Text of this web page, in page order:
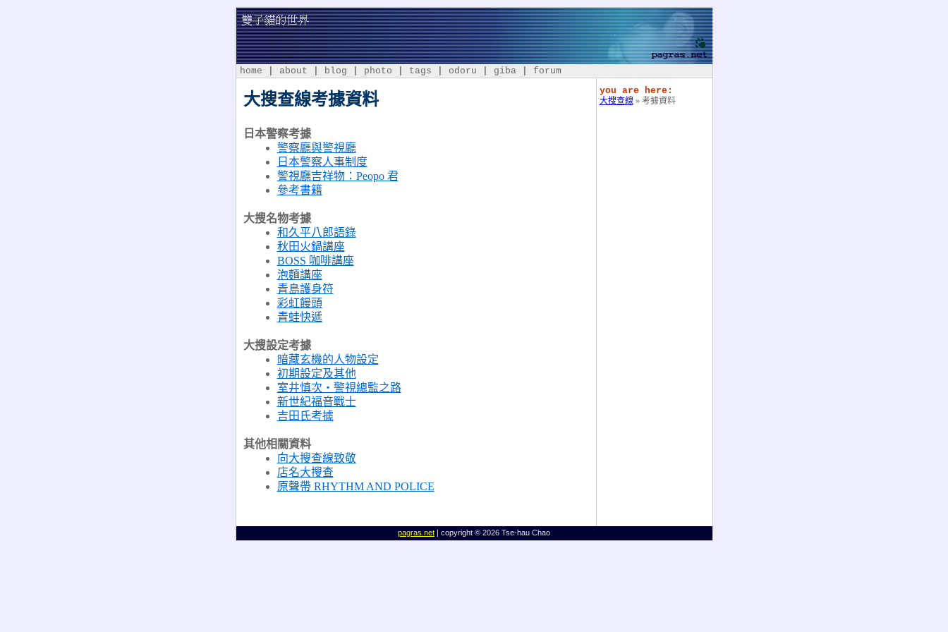
雙子貓的世界 pagras.net
home about blog photo tags odoru giba| forum
大搜查線考據資料
日本警察考據
警察廳與警視廳
日本警察人事制度
警視廳吉祥物：Peopo 君
參考書籍
大搜名物考據
和久平八郎語錄
秋田火鍋講座
BOSS 咖啡講座
泡麵講座
青島護身符
彩虹饅頭
青蛙快遞
大搜設定考據
暗藏玄機的人物設定
初期設定及其他
室井慎次‧警視總監之路
新世紀福音戰士
吉田氏考據
其他相關資料
向大搜查線致敬
店名大搜查
原聲帶 RHYTHM AND POLICE
you are here:
大搜查線» 考據資料
pagras.net | copyright © 2026 Tse-hau Chao